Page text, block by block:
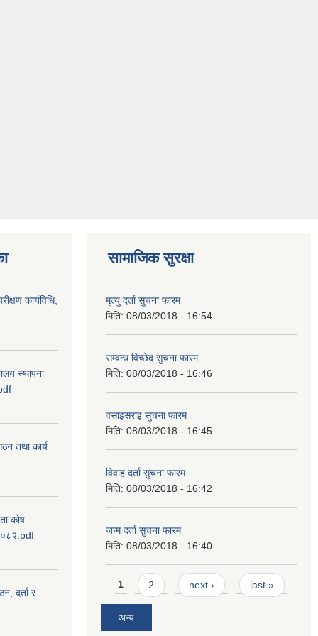
कार्यविधि,
स्थापना
तथा कार्य
कोष
दर्ता र
सामाजिक सुरक्षा
मृत्यु दर्ता सुचना फारम
मिति: 08/03/2018 - 16:54
सम्वन्ध विच्छेद सुचना फारम
मिति: 08/03/2018 - 16:46
वसाइसराइ सुचना फारम
मिति: 08/03/2018 - 16:45
विवाह दर्ता सुचना फारम
मिति: 08/03/2018 - 16:42
जन्म दर्ता सुचना फारम
मिति: 08/03/2018 - 16:40
Pages
1 2 next › last »
अन्य